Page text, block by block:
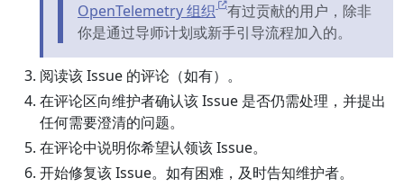
OpenTelemetry 组织
有过贡献的用户，除非
你是通过导师计划或新手引导流程加入的。
阅读该 Issue 的评论（如有）。
在评论区向维护者确认该 Issue 是否仍需处理，并提出
任何需要澄清的问题。
在评论中说明你希望认领该 Issue。
开始修复该 Issue。如有困难，及时告知维护者。